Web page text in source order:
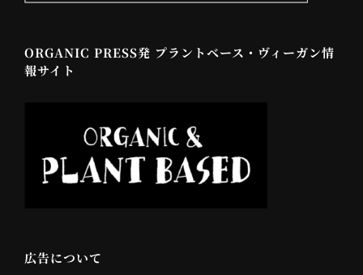
ORGANIC PRESS発 プラントベース・ヴィーガン情
報サイト
広告について